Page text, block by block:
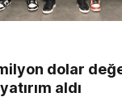
dolar
aldı